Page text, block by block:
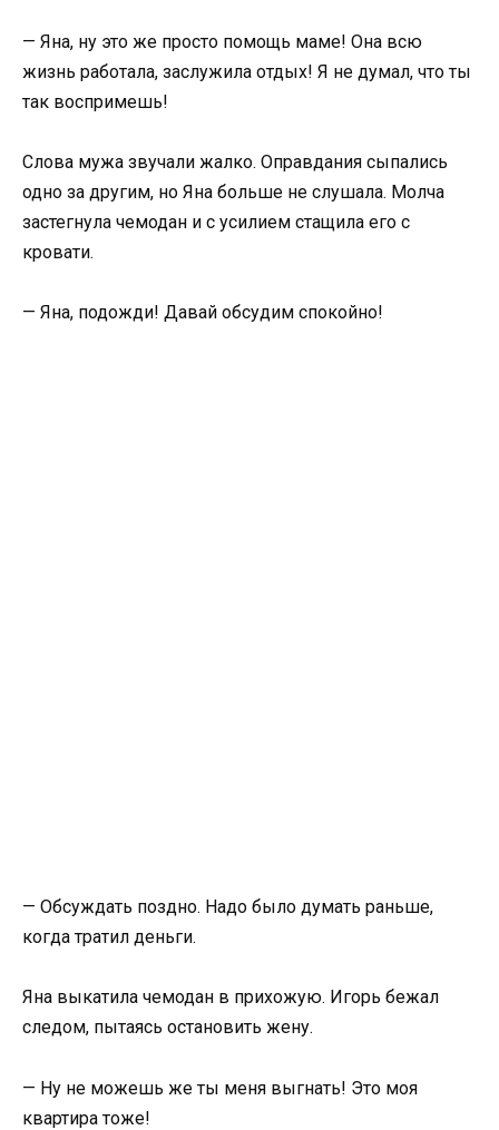
— Яна, ну это же просто помощь маме! Она всю
жизнь работала, заслужила отдых! Я не думал, что ты
так воспримешь!
Слова мужа звучали жалко. Оправдания сыпались
одно за другим, но Яна больше не слушала. Молча
застегнула чемодан и с усилием стащила его с
кровати.
— Яна, подожди! Давай обсудим спокойно!
— Обсуждать поздно. Надо было думать раньше,
когда тратил деньги.
Яна выкатила чемодан в прихожую. Игорь бежал
следом, пытаясь остановить жену.
— Ну не можешь же ты меня выгнать! Это моя
квартира тоже!